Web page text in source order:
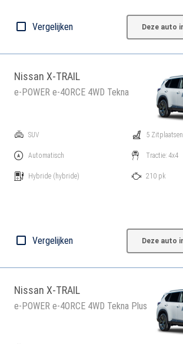
Vergelijken Deze auto
Nissan X-TRAIL
e-POWER e-4ORCE 4WD Tekna
SUV
Automatisch
Hybride (hybride)
5 Zitplaatsen
Tractie: 4x4
210 pk
Vergelijken Deze auto
Nissan X-TRAIL
e-POWER e-4ORCE 4WD Tekna Plus